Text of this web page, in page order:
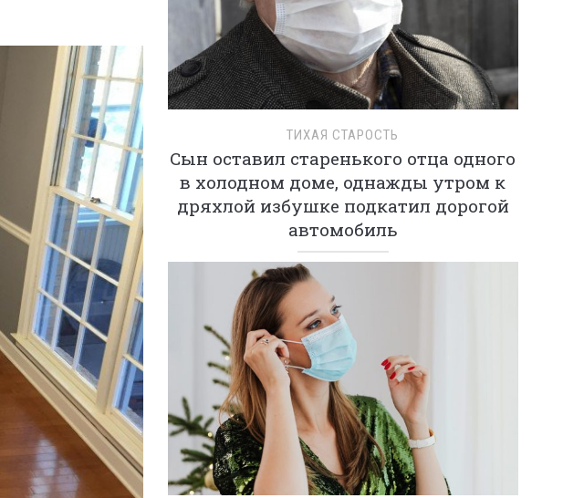
ТИХАЯ СТАРОСТЬ
Сын оставил старенького отца одного
в холодном доме, однажды утром к
дряхлой избушке подкатил дорогой
автомобиль